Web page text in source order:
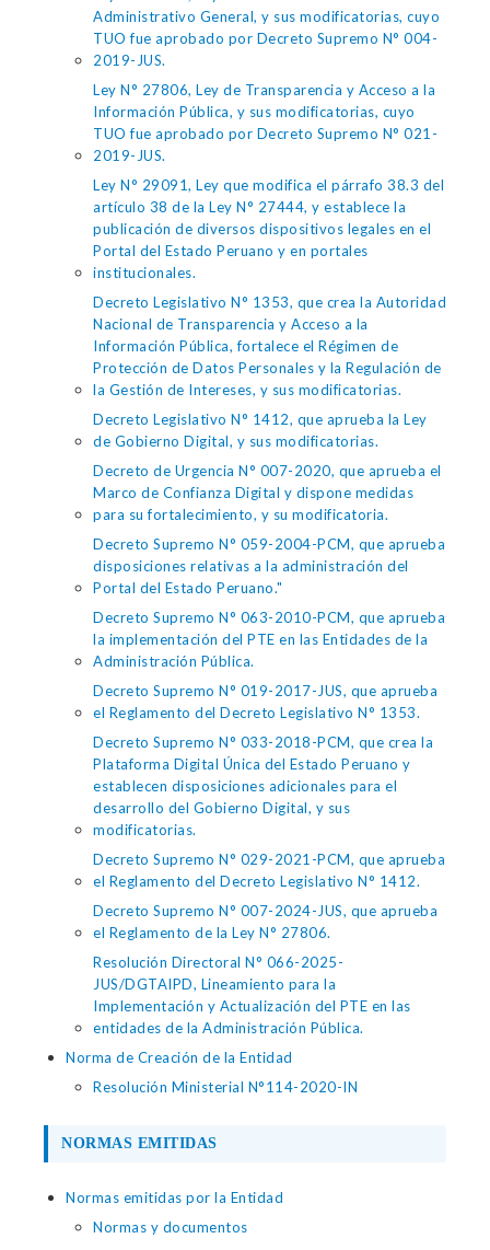
Administrativo General, y sus modificatorias, cuyo
TUO fue aprobado por Decreto Supremo N° 004-
2019-JUS.
Ley N° 27806, Ley de Transparencia y Acceso a la
Información Pública, y sus modificatorias, cuyo
TUO fue aprobado por Decreto Supremo N° 021-
2019-JUS.
Ley N° 29091, Ley que modifica el párrafo 38.3 del
artículo 38 de la Ley N° 27444, y establece la
publicación de diversos dispositivos legales en el
Portal del Estado Peruano y en portales
institucionales.
Decreto Legislativo N° 1353, que crea la Autoridad
Nacional de Transparencia y Acceso a la
Información Pública, fortalece el Régimen de
Protección de Datos Personales y la Regulación de
la Gestión de Intereses, y sus modificatorias.
Decreto Legislativo N° 1412, que aprueba la Ley
de Gobierno Digital, y sus modificatorias.
Decreto de Urgencia N° 007-2020, que aprueba el
Marco de Confianza Digital y dispone medidas
para su fortalecimiento, y su modificatoria.
Decreto Supremo N° 059-2004-PCM, que aprueba
disposiciones relativas a la administración del
Portal del Estado Peruano."
Decreto Supremo N° 063-2010-PCM, que aprueba
la implementación del PTE en las Entidades de la
Administración Pública.
Decreto Supremo N° 019-2017-JUS, que aprueba
el Reglamento del Decreto Legislativo N° 1353.
Decreto Supremo N° 033-2018-PCM, que crea la
Plataforma Digital Única del Estado Peruano y
establecen disposiciones adicionales para el
desarrollo del Gobierno Digital, y sus
modificatorias.
Decreto Supremo N° 029-2021-PCM, que aprueba
el Reglamento del Decreto Legislativo N° 1412.
Decreto Supremo N° 007-2024-JUS, que aprueba
el Reglamento de la Ley N° 27806.
Resolución Directoral N° 066-2025-
JUS/DGTAIPD, Lineamiento para la
Implementación y Actualización del PTE en las
entidades de la Administración Pública.
Norma de Creación de la Entidad
Resolución Ministerial N°114-2020-IN
NORMAS EMITIDAS
Normas emitidas por la Entidad
Normas y documentos